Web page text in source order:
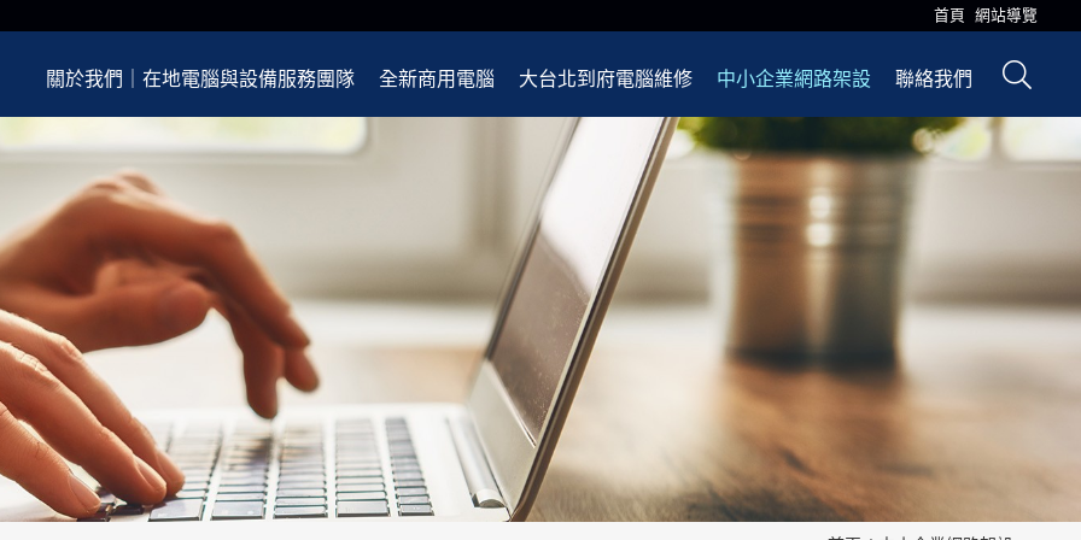
首頁 網站導覽
關於我們｜在地電腦與設備服務團隊 全新商用電腦 大台北到府電腦維修 中小企業網路架設 聯絡我們